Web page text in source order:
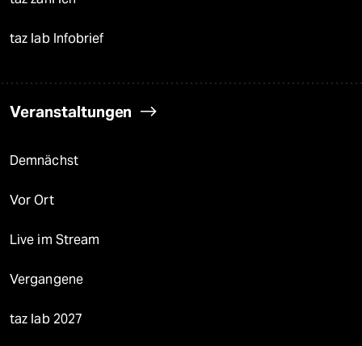
taz lab Infobrief
Veranstaltungen
Demnächst
Vor Ort
Live im Stream
Vergangene
taz lab 2027